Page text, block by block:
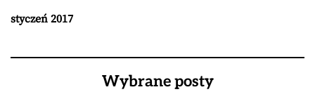
styczeń 2017
Wybrane posty